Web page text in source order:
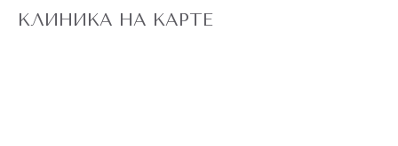
КЛИНИКА НА КАРТЕ